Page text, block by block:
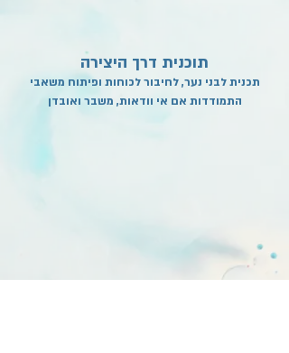
תוכנית דרך היצירה
תכנית לבני נער, לחיבור לכוחות ופיתוח משאבי
התמודדות אם אי וודאות, משבר ואובדן